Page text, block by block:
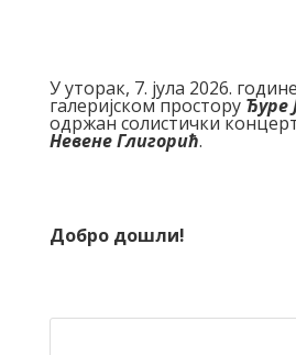
У уторак, 7. јула 2026.
галеријском просторуЂуре
одржан солистички
Невене Глигорић.
Добро дошли!